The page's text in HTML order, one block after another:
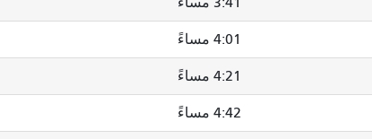
4:01 مساءً
4:21 مساءً
4:42 مساءً